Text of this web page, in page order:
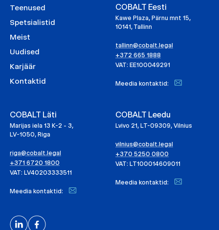
Teenused
Spetsialistid
Meist
Uudised
Karjäär
Kontaktid
COBALT Eesti
Kawe Plaza, Pärnu mnt 15,
10141, Tallinn
tallinn@cobalt.legal
+372 665 1888
VAT: EE100049291
Meedia kontaktid:
COBALT Läti
Marijas iela 13 K-2 - 3,
LV-1050, Riga
riga@cobalt.legal
+371 6720 1800
VAT: LV40203333511
Meedia kontaktid:
COBALT Leedu
Lvivo 21, LT-09309, Vilnius
vilnius@cobalt.legal
+370 5250 0800
VAT: LT100014609011
Meedia kontaktid: